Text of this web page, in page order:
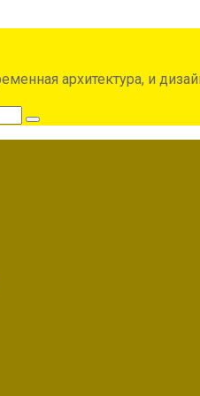
архитектура, и